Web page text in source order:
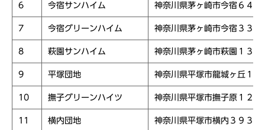
6 今宿サンハイム 神奈川県茅ヶ崎市今宿６４５
7 今宿グリーンハイム 神奈川県茅ヶ崎市今宿３３３
8 萩園サンハイム 神奈川県茅ヶ崎市萩園１３０
9 平塚団地 神奈川県平塚市龍城ヶ丘１８
10 撫子グリーンハイツ 神奈川県平塚市撫子原１２－
11 横内団地 神奈川県平塚市横内３９３１